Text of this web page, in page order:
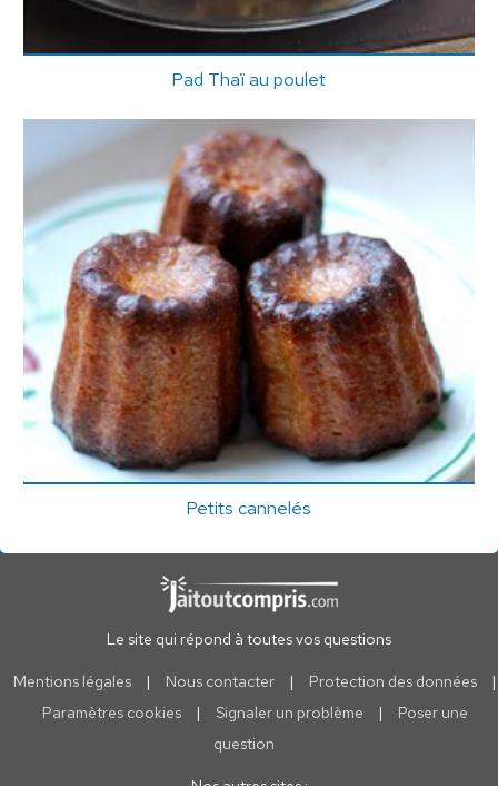
Pad Thaï au poulet
Petits cannelés
Le site qui répond à toutes vos questions
Mentions légales | Nous contacter | Protection des données
|
Paramètres cookies
| Signaler un problème |
Poser une
question